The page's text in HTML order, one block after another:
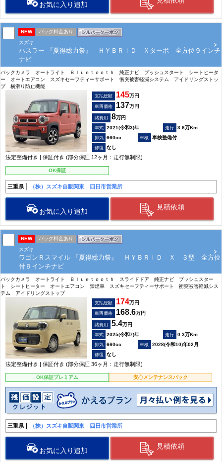
お気に入り追加
NEW
パック料金あり
スズキ
ハスラー 『夏得総力祭』 ＨＹＢＲＩＤ Ｘターボ 全方位９インチ
ナビ
バックカメラ オートライト Ｂｌｕｅｔｏｏｔｈ 純正ナビ プッシュスタート シートヒータ
ー オートエアコン スズキセーフティーサポート 衝突被害軽減システム アイドリングストッ
プ 横滑り防止機能
支払総額 145万円
車両価格 137万円
諸費用 8万円
2021(令和3)年
3.6万Km
660cc
車検整備付
なし
法定整備付き | 保証付き (部分保証 12ヶ月：走行無制限)
OK保証
三重県 （株）スズキ自販関東 四日市営業所
お気に入り追加
見積依頼
NEW
パック料金あり
スズキ
ワゴンＲスマイル 『夏得総力祭』 ＨＹＢＲＩＤ Ｘ ３型 全方位
付９インチナビ
バックカメラ オートライト Ｂｌｕｅｔｏｏｔｈ スライドドア 純正ナビ プッシュスター
ト シートヒーター オートエアコン 禁煙車 スズキセーフティーサポート 衝突被害軽減シス
テム アイドリングストップ
支払総額 174万円
車両価格 168.6万円
諸費用 5.4万円
2025(令和7)年
0.3万Km
660cc
2028(令和10)年02月
なし
法定整備付き | 保証付き (部分保証 36ヶ月：走行無制限)
OK保証プレミアム 安心メンテナンスパック
三重県 （株）スズキ自販関東 四日市営業所
お気に入り追加
見積依頼